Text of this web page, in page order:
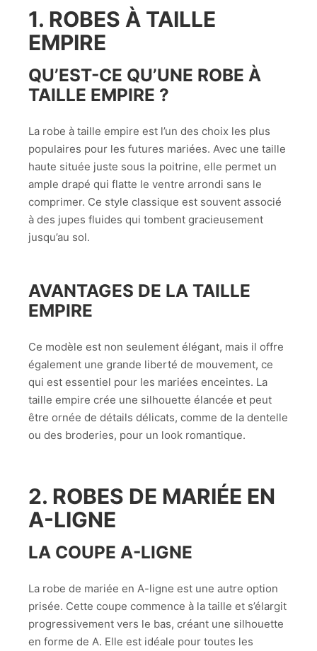
1. ROBES À TAILLE
EMPIRE
QU’EST-CE QU’UNE ROBE À
TAILLE EMPIRE ?
La robe à taille empire est l’un des choix les plus
populaires pour les futures mariées. Avec une taille
haute située juste sous la poitrine, elle permet un
ample drapé qui flatte le ventre arrondi sans le
comprimer. Ce style classique est souvent associé
à des jupes fluides qui tombent gracieusement
jusqu’au sol.
AVANTAGES DE LA TAILLE
EMPIRE
Ce modèle est non seulement élégant, mais il offre
également une grande liberté de mouvement, ce
qui est essentiel pour les mariées enceintes. La
taille empire crée une silhouette élancée et peut
être ornée de détails délicats, comme de la dentelle
ou des broderies, pour un look romantique.
2. ROBES DE MARIÉE EN
A-LIGNE
LA COUPE A-LIGNE
La robe de mariée en A-ligne est une autre option
prisée. Cette coupe commence à la taille et s’élargit
progressivement vers le bas, créant une silhouette
en forme de A. Elle est idéale pour toutes les